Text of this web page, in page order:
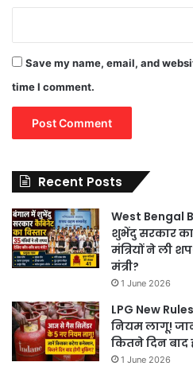
Save my name, email, and
time I comment.
Recent Posts
West Bengal
शुभेंदु सरकार का
मंत्रियों ने ली
मंत्री?
1 June 2026
LPG New
नियम लागू!
कितने दिन बाद
1 June 2026